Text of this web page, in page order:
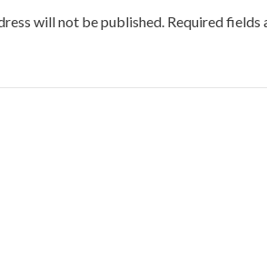
will not be published. Required fields